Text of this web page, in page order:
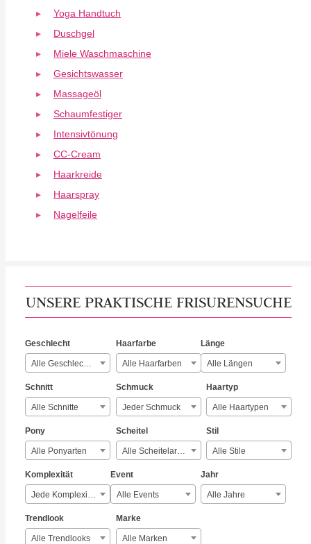
Yoga Handtuch
Duschgel
Miele Waschmaschine
Gesichtswasser
Massageöl
Schaumfestiger
Intensivtönung
CC-Cream
Haarkreide
Haarspray
Nagelfeile
UNSERE PRAKTISCHE FRISURENSUCHE
Geschlecht
Alle Geschlechter
Haarfarbe
Alle Haarfarben
Länge
Alle Längen
Schnitt
Alle Schnitte
Schmuck
Jeder Schmuck
Haartyp
Alle Haartypen
Pony
Alle Ponyarten
Scheitel
Alle Scheitelarten
Stil
Alle Stile
Komplexität
Jede Komplexität
Event
Alle Events
Jahr
Alle Jahre
Trendlook
Alle Trendlooks
Marke
Alle Marken